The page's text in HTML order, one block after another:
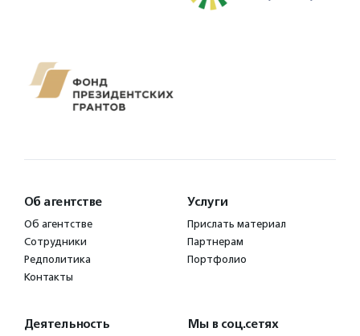
Об агентстве
Об агентстве
Сотрудники
Редполитика
Контакты
Услуги
Прислать материал
Партнерам
Портфолио
Деятельность Мы в соц.сетях